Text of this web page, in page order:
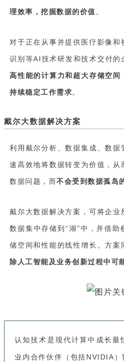
理效率，挖掘数据的价值。
对于正在从事并提供医疗影像
识别等AI技术研发和技术交付的
高性能的计算力和超大存储空间
持续稳定工作需求。
戴尔大数据解决方案
利用戴尔分析、数据集成、数
速高效地将数据转变为价值，
数据问题，而不会受到数据孤岛
戴尔大数据解决方案，可将企
数据集中存储到“湖”中，并借
储空间和性能的线性增长。方案
除人工智能及业务创新过程中可
认知技术是现代计算中成长最
业内合作伙伴（包括NVIDIA